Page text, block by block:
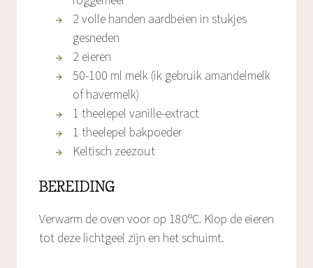
2 volle handen aardbeien in stukjes
gesneden
2 eieren
50-100 ml melk (ik gebruik amandelmelk
of havermelk)
1 theelepel vanille-extract
1 theelepel bakpoeder
Keltisch zeezout
BEREIDING
Verwarm de oven voor op 180ºC. Klop de eieren
tot deze lichtgeel zijn en het schuimt.